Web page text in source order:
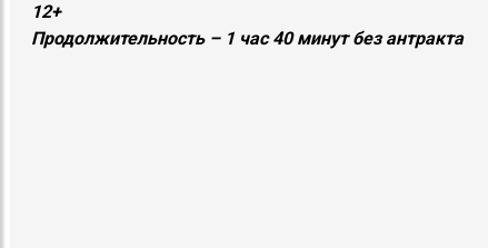
12+
Продолжительность – 1 час 40 минут без антракта